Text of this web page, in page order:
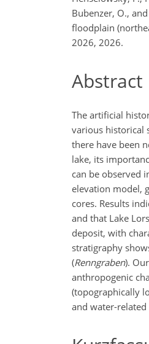
Bubenzer, O.,
floodplain
2026, 2026.
Abstract
The artificial
various historical
there have been
lake, its
can be observed
elevation model,
cores. Results
and that Lake
deposit, with
stratigraphy
(Renngraben).
anthropogenic
(topographically
and water-